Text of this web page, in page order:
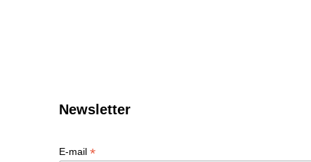
Newsletter
E-mail *